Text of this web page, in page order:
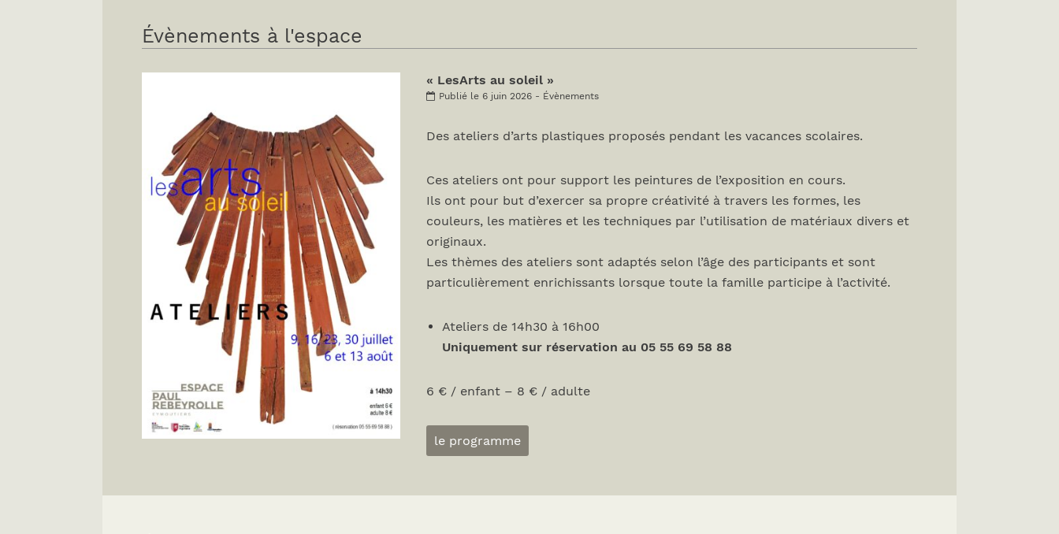
Évènements à l'espace
« LesArts au soleil »
Publié le 6 juin 2026 - Évènements
Des ateliers d’arts plastiques proposés pendant les vacances scolaires.
Ces ateliers ont pour support les peintures de l’exposition en cours.
Ils ont pour but d’exercer sa propre créativité à travers les formes, les
couleurs, les matières et les techniques par l’utilisation de matériaux divers et
originaux.
Les thèmes des ateliers sont adaptés selon l’âge des participants et sont
particulièrement enrichissants lorsque toute la famille participe à l’activité.
Ateliers de 14h30 à 16h00
Uniquement sur réservation au 05 55 69 58 88
6 € / enfant – 8 € / adulte
le programme